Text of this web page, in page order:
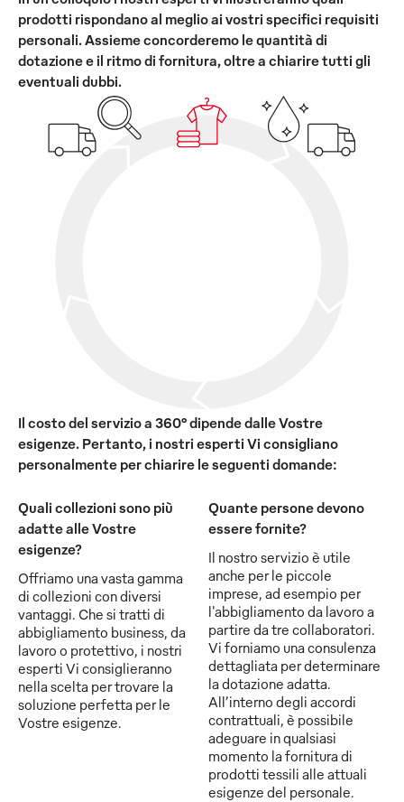
prodotti rispondano al meglio ai vostri specifici requisiti
personali. Assieme concorderemo le quantità di
dotazione e il ritmo di fornitura, oltre a chiarire tutti gli
eventuali dubbi.
Il costo del servizio a 360° dipende dalle Vostre
esigenze. Pertanto, i nostri esperti Vi consigliano
personalmente per chiarire le seguenti domande:
Quali collezioni sono più
adatte alle Vostre
esigenze?
Offriamo una vasta gamma
di collezioni con diversi
vantaggi. Che si tratti di
abbigliamento business, da
lavoro o protettivo, i nostri
esperti Vi consiglieranno
nella scelta per trovare la
soluzione perfetta per le
Vostre esigenze.
Quante persone devono
essere fornite?
Il nostro servizio è utile
anche per le piccole
imprese, ad esempio per
l'abbigliamento da lavoro a
partire da tre collaboratori.
Vi forniamo una consulenza
dettagliata per determinare
la dotazione adatta.
All’interno degli accordi
contrattuali, è possibile
adeguare in qualsiasi
momento la fornitura di
prodotti tessili alle attuali
esigenze del personale.